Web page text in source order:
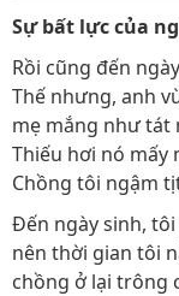
Sự bất lực của
Rồi cũng đến
Thế nhưng, anh
mẹ mắng như tát
Thiếu hơi nó mấy
Chồng tôi ngậm
Đến ngày sinh,
nên thời gian tôi
chồng ở lại trông